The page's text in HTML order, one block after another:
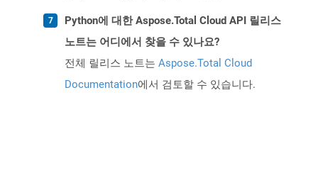
Python에 대한 Aspose.Total Cloud API 릴리스
노트는 어디에서 찾을 수 있나요?
전체 릴리스 노트는 Aspose.Total Cloud
Documentation에서 검토할 수 있습니다.